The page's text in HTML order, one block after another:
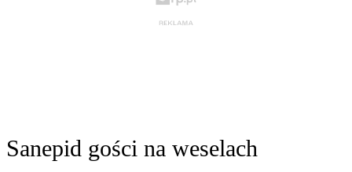
Sanepid gości na weselach